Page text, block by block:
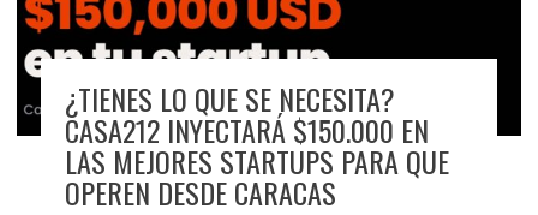
¿TIENES LO QUE SE NECESITA?
CASA212 INYECTARÁ $150.000 EN
LAS MEJORES STARTUPS PARA QUE
OPEREN DESDE CARACAS